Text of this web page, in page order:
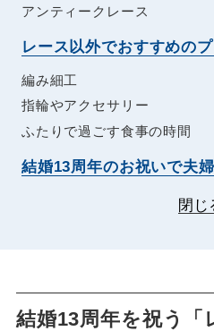
アンティークレース
レース以外でおすすめの
編み細工
指輪やアクセサリー
ふたりで過ごす食事の時間
結婚13周年のお祝いで夫
閉じ
結婚13周年を祝う「